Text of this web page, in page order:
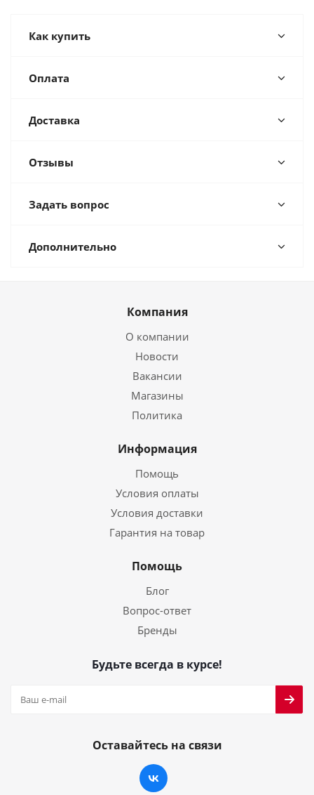
Как купить
Оплата
Доставка
Отзывы
Задать вопрос
Дополнительно
Компания
О компании
Новости
Вакансии
Магазины
Политика
Информация
Помощь
Условия оплаты
Условия доставки
Гарантия на товар
Помощь
Блог
Вопрос-ответ
Бренды
Будьте всегда в курсе!
Оставайтесь на связи